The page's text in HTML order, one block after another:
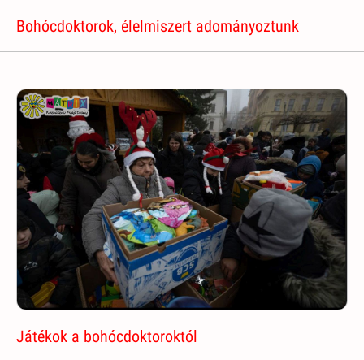
Bohócdoktorok, élelmiszert adományoztunk
Játékok a bohócdoktoroktól